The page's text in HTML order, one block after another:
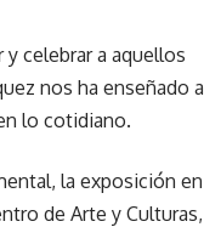
celebrar a aquellos
nos ha enseñado a
lo cotidiano.
la exposición en
de Arte y Culturas,